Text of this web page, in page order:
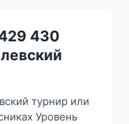
430
турнир или
Уровень